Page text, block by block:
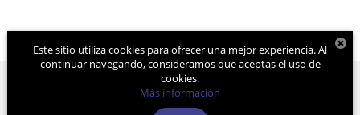
DealerOn|Mapa del sitio
Este sitio utiliza cookies para ofrecer una mejor experiencia. Al
continuar navegando, consideramos que aceptas el uso de
cookies.
Más información